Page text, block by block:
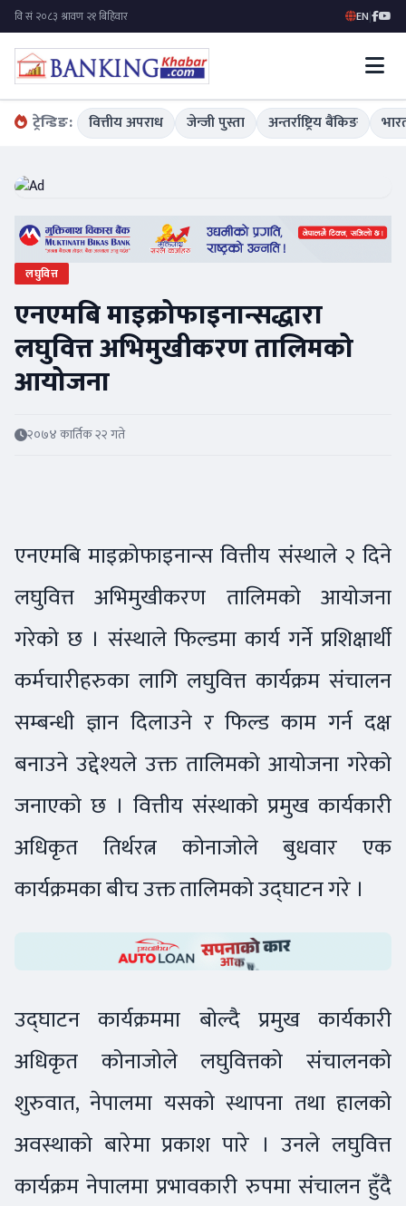
EN|
ट्रेन्डिङ: वित्तीय अपराध जेन्जी पुस्ता अन्तर्राष्ट्रिय बैंकिङ
लघुवित्त
एनएमबि माइक्रोफाइनान्सद्धारा
लघुवित्त अभिमुखीकरण तालिमको
आयोजना
२०७४ कार्तिक २२ गते
एनएमबि माइक्रोफाइनान्स वित्तीय संस्थाले २ दिने
लघुवित्त अभिमुखीकरण तालिमको आयोजना
गरेको छ । संस्थाले फिल्डमा कार्य गर्ने प्रशिक्षार्थी
कर्मचारीहरुका लागि लघुवित्त कार्यक्रम संचालन
सम्बन्धी ज्ञान दिलाउने र फिल्ड काम गर्न दक्ष
बनाउने उद्देश्यले उक्त तालिमको आयोजना गरेको
जनाएको छ । वित्तीय संस्थाको प्रमुख कार्यकारी
अधिकृत तिर्थरत्न कोनाजोले बुधवार एक
कार्यक्रमका बीच उक्त तालिमको उद्घाटन गरे ।
उद्घाटन कार्यक्रममा बोल्दै प्रमुख कार्यकारी
अधिकृत कोनाजोले लघुवित्तको संचालनको
शुरुवात, नेपालमा यसको स्थापना तथा हालको
अवस्थाको बारेमा प्रकाश पारे । उनले लघुवित्त
कार्यक्रम नेपालमा प्रभावकारी रुपमा संचालन हुँदै